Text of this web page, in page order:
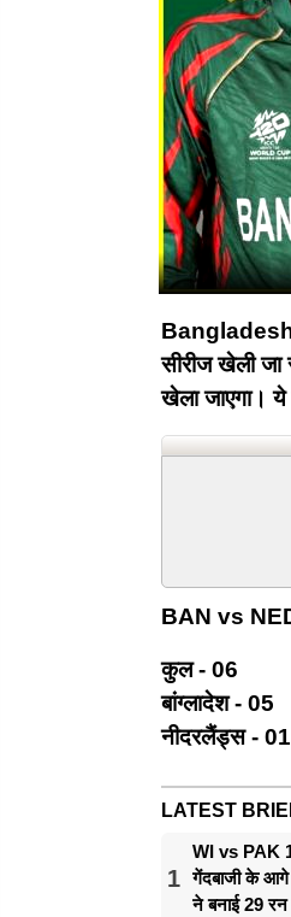
Bangladesh
सीरीज खेली
खेला जाएगा।
BAN vs
कुल - 06
बांग्लादेश - 05
नीदरलैंड्स - 01
LATEST
1
WI vs PAK
गेंदबाजी के आगे
ने बनाई 29